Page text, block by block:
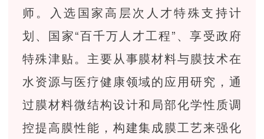
师。入选国家高层次人才特殊支持计
划、国家“百千万人才工程”、享受政府
特殊津贴。主要从事膜材料与膜技术在
水资源与医疗健康领域的应用研究，通
过膜材料微结构设计和局部化学性质调
控提高膜性能，构建集成膜工艺来强化